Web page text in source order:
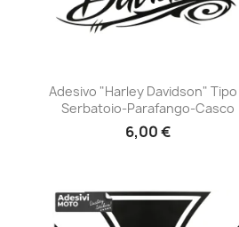
+23
Adesivo "Harley Davidson" Tipo
Serbatoio-Parafango-Casco
6,00 €